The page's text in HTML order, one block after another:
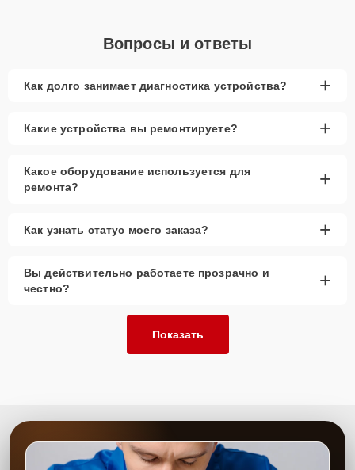
Вопросы и ответы
Как долго занимает диагностика устройства? +
Какие устройства вы ремонтируете? +
Какое оборудование используется для
ремонта?
+
Как узнать статус моего заказа? +
Вы действительно работаете прозрачно и
честно?
+
Показать